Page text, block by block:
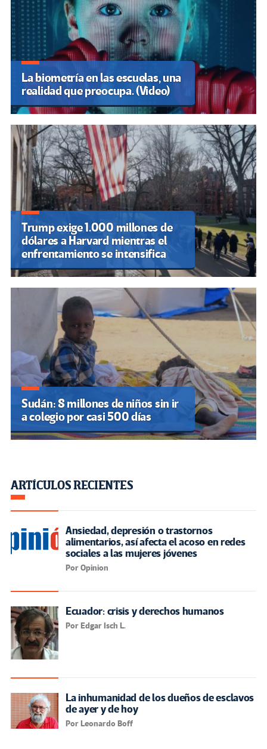
La biometría en las escuelas, una
realidad que preocupa. (Video)
Trump exige 1.000 millones de
dólares a Harvard mientras el
enfrentamiento se intensifica
Sudán: 8 millones de niños sin ir
a colegio por casi 500 días
ARTÍCULOS RECIENTES
Ansiedad, depresión o trastornos
alimentarios, así afecta el acoso en redes
sociales a las mujeres jóvenes
Por Opinion
Ecuador: crisis y derechos humanos
Por Edgar Isch L.
La inhumanidad de los dueños de esclavos
de ayer y de hoy
Por Leonardo Boff